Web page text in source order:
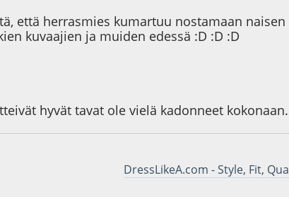
että herrasmies kumartuu nostamaan
kuvaajien ja muiden edessä :D :D :D
hyvät tavat ole vielä kadonneet kokonaan.
DressLikeA.com - Style, Fit,